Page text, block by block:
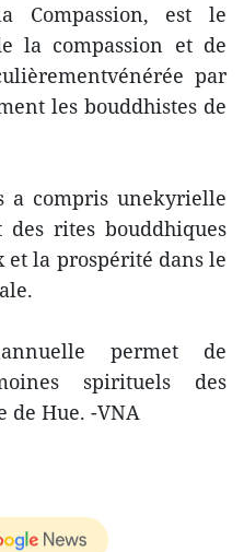
Compassion, est le
la compassion et de
par
les bouddhistes de
a compris unekyrielle
rites bouddhiques
la prospérité dans le
permet de
spirituels des
Hue. -VNA